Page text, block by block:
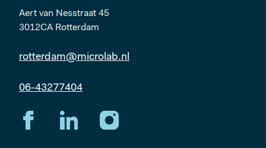
Aert van Nesstraat 45
3012CA Rotterdam
rotterdam@microlab.nl
06-43277404